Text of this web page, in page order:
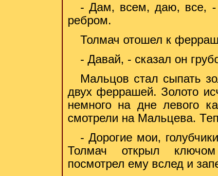
- Дам, всем, даю, все, -
ребром.
Толмач отошел к
- Давай, - сказал он
Мальцов стал сыпать
двух феррашей. Золото
немного на дне левого
смотрели на Мальцева.
- Дорогие мои,
Толмач открыл
посмотрел ему вслед и